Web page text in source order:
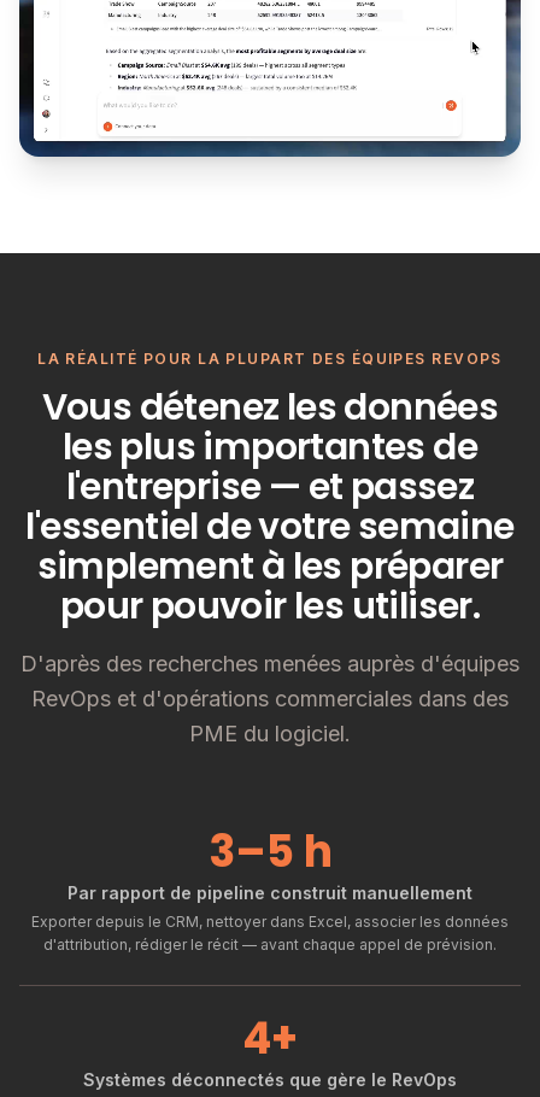
LA RÉALITÉ POUR LA PLUPART DES ÉQUIPES REVOPS
Vous détenez les données
les plus importantes de
l'entreprise — et passez
l'essentiel de votre semaine
simplement à les préparer
pour pouvoir les utiliser.
D'après des recherches menées auprès d'équipes
RevOps et d'opérations commerciales dans des
PME du logiciel.
3–5 h
Par rapport de pipeline construit manuellement
Exporter depuis le CRM, nettoyer dans Excel, associer les données
d'attribution, rédiger le récit — avant chaque appel de prévision.
4+
Systèmes déconnectés que gère le RevOps